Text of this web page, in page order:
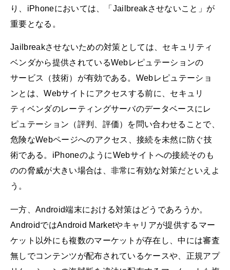
り、iPhoneにおいては、「Jailbreakさせないこと」が
重要となる。
Jailbreakさせないための対策としては、セキュリティ
ベンダから提供されているWebレピュテーションの
サービス（技術）が有効である。Webレピュテーショ
ンとは、Webサイトにアクセスする前に、セキュリ
ティベンダのレーティングサーバのデータベースにレ
ピュテーション（評判、評価）を問い合わせることで、
危険なWebページへのアクセス、接続を未然に防ぐ技
術である。iPhoneのようにWebサイトへの接続そのも
のの脅威が大きい場合は、非常に有効な対策だといえよ
う。
一方、Android端末における対策はどうであろうか。
AndroidではAndroid Marketやキャリアが提供するマー
ケット以外にも複数のマーケットが存在し、中には審査
無しでコンテンツが配布されているケースや、正規アプ